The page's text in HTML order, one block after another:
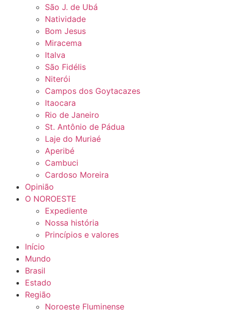
São J. de Ubá
Natividade
Bom Jesus
Miracema
Italva
São Fidélis
Niterói
Campos dos Goytacazes
Itaocara
Rio de Janeiro
St. Antônio de Pádua
Laje do Muriaé
Aperibé
Cambuci
Cardoso Moreira
Opinião
O NOROESTE
Expediente
Nossa história
Princípios e valores
Início
Mundo
Brasil
Estado
Região
Noroeste Fluminense